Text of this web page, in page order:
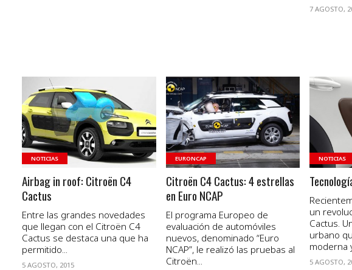
7 AGOSTO,
VER NOTA
NOTICIAS
Airbag in roof: Citroën C4
Cactus
Entre las grandes novedades
que llegan con el Citroën C4
Cactus se destaca una que ha
permitido...
5 AGOSTO, 2015
VER NOTA
EURONCAP
Citroën C4 Cactus: 4 estrellas
en Euro NCAP
El programa Europeo de
evaluación de automóviles
nuevos, denominado “Euro
NCAP”, le realizó las pruebas al
Citroën...
NOTICIAS
un
Cactus.
urbano
moderna
5 AGOSTO,